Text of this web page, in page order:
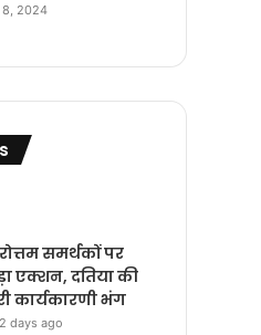
8, 2024
समर्थकों पर
एक्शन, दतिया की
कार्यकारणी भंग
2 days ago